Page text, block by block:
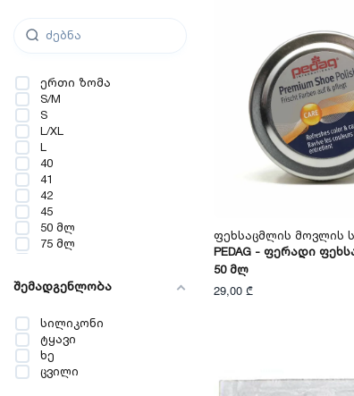
Ფეხსაცმლის Მოვლის
PEDAG - Ფერადი
50 Მლ
29,00 ₾
ერთი ზომა
S/M
S
L/XL
L
40
41
42
45
50 მლ
75 მლ
200 მლ
38-39
შემადგენლობა
სილიკონი
ტყავი
ხე
ცვილი